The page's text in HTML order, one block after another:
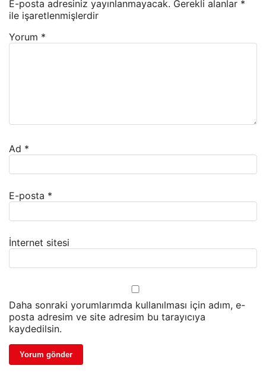
E-posta adresiniz yayınlanmayacak. Gerekli alanlar *
ile işaretlenmişlerdir
Yorum *
Ad *
E-posta *
İnternet sitesi
Daha sonraki yorumlarımda kullanılması için adım, e-
posta adresim ve site adresim bu tarayıcıya
kaydedilsin.